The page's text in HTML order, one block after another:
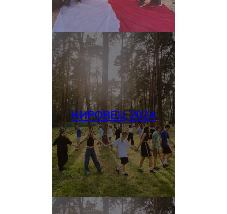
КИРОВЕЦ 2024